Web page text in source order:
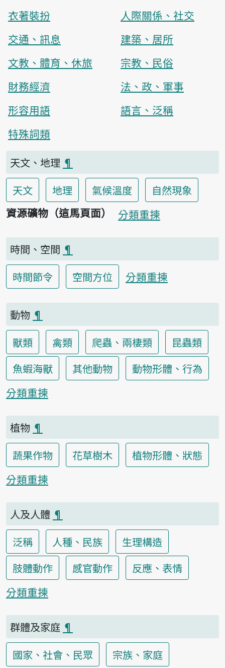
衣著裝扮
人際關係、社交
交通、訊息
建築、居所
文教、體育、休旅
宗教、民俗
財務經濟
法、政、軍事
形容用語
語言、泛稱
特殊詞類
天文、地理 ¶
天文
地理 氣候溫度
自然現象
資源礦物（這馬頁面）
分類重揀
時間、空間 ¶
時間節令
空間方位 分類重揀
動物 ¶
獸類
禽類 爬蟲、兩棲類
昆蟲類
魚蝦海獸
其他動物
動物形體、行為
分類重揀
植物 ¶
蔬果作物
花草樹木
植物形體、狀態
分類重揀
人及人體 ¶
泛稱
人種、民族
生理構造
肢體動作
感官動作
反應、表情
分類重揀
群體及家庭 ¶
國家、社會、民眾
宗族、家庭